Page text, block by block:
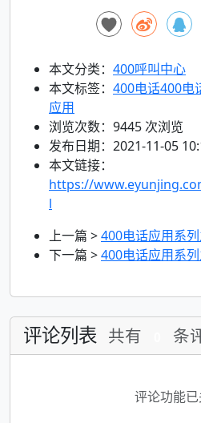
本文分类： 400呼叫中心
本文标签： 400电话400电
应用
浏览次数： 9445 次浏览
发布日期：2021-11-05
本文链接：
https://
l
上一篇 >400电话应用系
下一篇 >400电话应用系
评论列表 共有 条
评论功能